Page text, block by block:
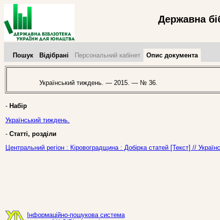
Державна
Пошук Відібрані Персональний кабінет Опис документа
Український тиждень. — 2015. — № 36.
- Набір
Український тиждень.
- Статті, розділи
Центральний регіон : Кіровоградщина : Добірка статей [Текст] //
Інформаційно-пошукова система